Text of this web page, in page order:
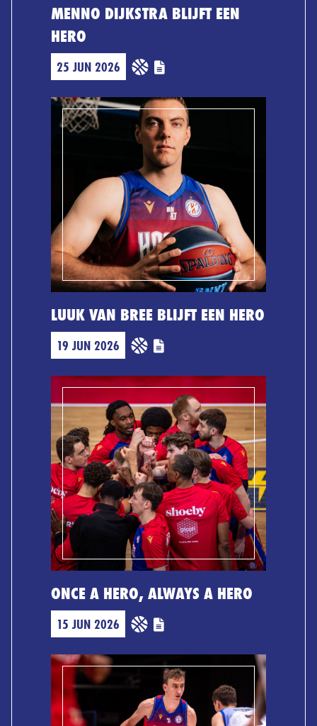
MENNO DIJKSTRA BLIJFT EEN
HERO
25 JUN 2026
LUUK VAN BREE BLIJFT EEN HERO
19 JUN 2026
ONCE A HERO, ALWAYS A HERO
15 JUN 2026